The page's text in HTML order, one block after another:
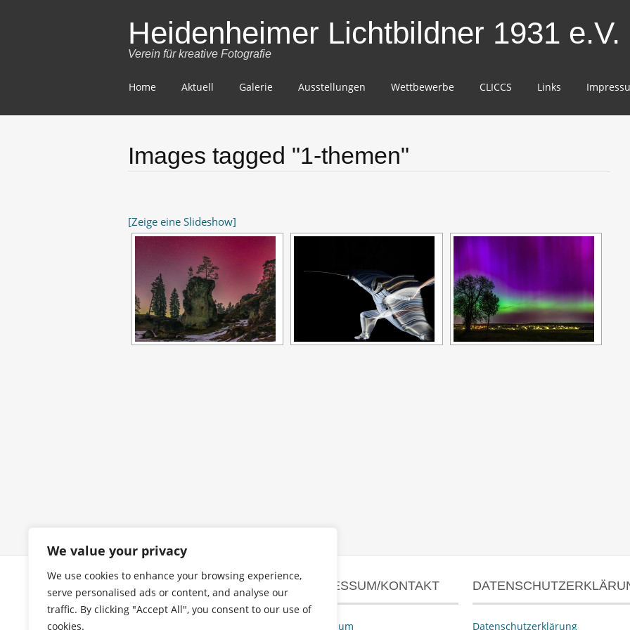
We value your privacy
We use cookies to enhance your browsing experience,
serve personalised ads or content, and analyse our
traffic. By clicking "Accept All", you consent to our use of
cookies.
Heidenheimer Lichtbildner 1931 e.V.
Verein für kreative Fotografie
Skip
content
Home Aktuell Galerie Ausstellungen Wettbewerbe CLICCS Links
Images tagged "1-themen"
[Zeige eine Slideshow]
COPYRIGHT IMPRESSUM/KONTAKT
Impressum Datenschutzerklärung